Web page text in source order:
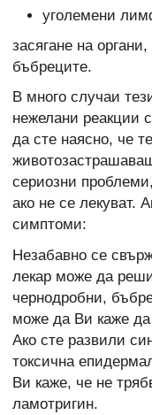
уголемени
засягане на
бъбреците.
В много случаи
нежелани реакции
да сте наясно, че
сериозни
ако не се лекуват.
симптоми:
Незабавно се
лекар може да
чернодробни,
може да Ви каже
Ако сте развили
токсична
Ви каже, че не
ламотригин.